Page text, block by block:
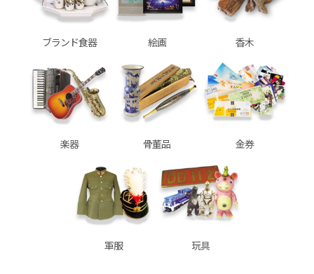
ブランド食器 絵画 香木
楽器 骨董品 金券
軍服 玩具